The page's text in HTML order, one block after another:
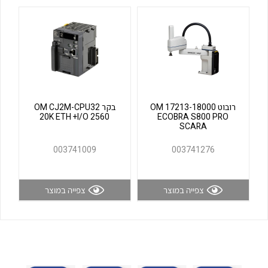
לכל מוצרי היצרן לכל מוצרי היצרן
רובוט OM 17213-18000
ECOBRA S800 PRO
SCARA
003741276
צפייה במוצר
בקר OM CJ2M-CPU32
20K ETH +I/O 2560
003741009
צפייה במוצר